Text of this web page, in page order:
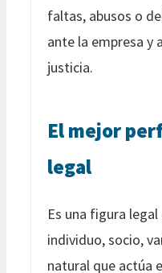
faltas, abusos o
ante la empresa y
justicia.
El mejor
legal
Es una figura
individuo, socio,
natural que actúa